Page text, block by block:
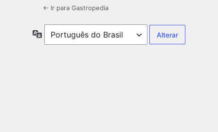
← Ir para Gastropedia
Idioma